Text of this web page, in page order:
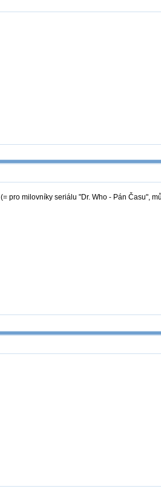
(= pro milovníky seriálu "Dr. Who - Pán Času",